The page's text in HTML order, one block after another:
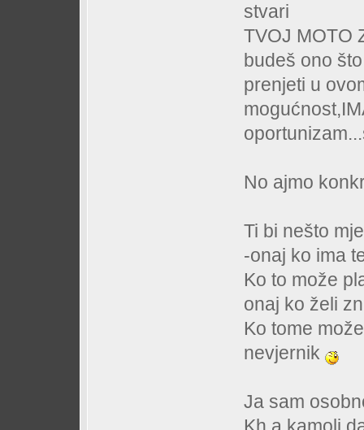
stvari
TVOJ MOTO
budeš ono
prenjeti u
No ajmo
Ti bi nešto
-onaj ko ima
Ko to može
onaj ko želi
Ko tome
nevjernik
Ja sam